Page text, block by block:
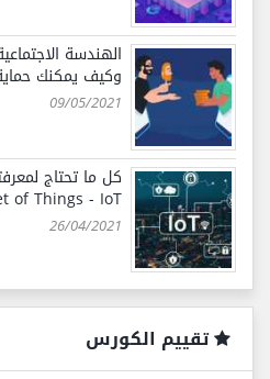
الهندسة
وكيف يمكنك
09/05/2021
كل ما تحتاج
of Things - IoT
26/04/2021
تقييم الكورس